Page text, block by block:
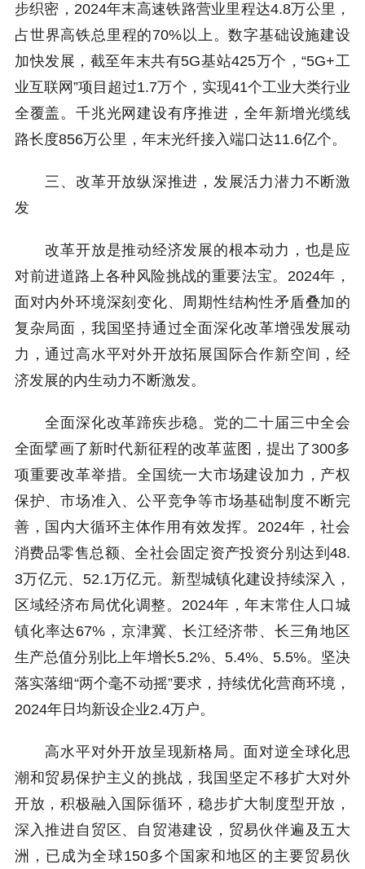
步织密，2024年末高速铁路营业里程达4.8万公里，
占世界高铁总里程的70%以上。数字基础设施建设
加快发展，截至年末共有5G基站425万个，“5G+工
业互联网”项目超过1.7万个，实现41个工业大类行业
全覆盖。千兆光网建设有序推进，全年新增光缆线
路长度856万公里，年末光纤接入端口达11.6亿个。
三、改革开放纵深推进，发展活力潜力不断激
发
改革开放是推动经济发展的根本动力，也是应
对前进道路上各种风险挑战的重要法宝。2024年，
面对内外环境深刻变化、周期性结构性矛盾叠加的
复杂局面，我国坚持通过全面深化改革增强发展动
力，通过高水平对外开放拓展国际合作新空间，经
济发展的内生动力不断激发。
全面深化改革蹄疾步稳。党的二十届三中全会
全面擘画了新时代新征程的改革蓝图，提出了300多
项重要改革举措。全国统一大市场建设加力，产权
保护、市场准入、公平竞争等市场基础制度不断完
善，国内大循环主体作用有效发挥。2024年，社会
消费品零售总额、全社会固定资产投资分别达到48.
3万亿元、52.1万亿元。新型城镇化建设持续深入，
区域经济布局优化调整。2024年，年末常住人口城
镇化率达67%，京津冀、长江经济带、长三角地区
生产总值分别比上年增长5.2%、5.4%、5.5%。坚决
落实落细“两个毫不动摇”要求，持续优化营商环境，
2024年日均新设企业2.4万户。
高水平对外开放呈现新格局。面对逆全球化思
潮和贸易保护主义的挑战，我国坚定不移扩大对外
开放，积极融入国际循环，稳步扩大制度型开放，
深入推进自贸区、自贸港建设，贸易伙伴遍及五大
洲，已成为全球150多个国家和地区的主要贸易伙